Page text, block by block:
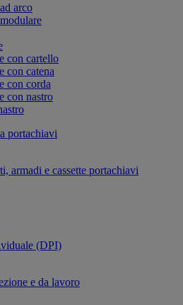
arco
con cartello
con catena
con corda
con nastro
portachiavi
armadi e cassette portachiavi
(DPI)
e da lavoro